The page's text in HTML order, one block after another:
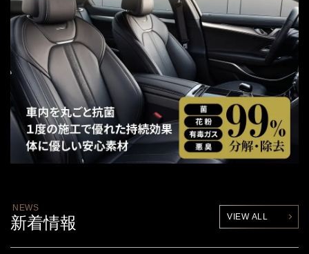
NEWS
新着情報 VIEW ALL